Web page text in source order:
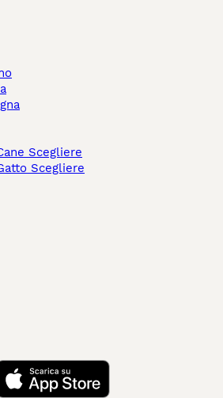
Scegliere
Scegliere